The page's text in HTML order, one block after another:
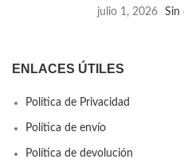
julio 1, 2026 Sin
ENLACES ÚTILES
Política de Privacidad
Política de envío
Política de devolución